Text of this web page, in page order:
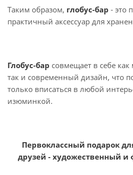
Таким образом, глобус-бар - это
практичный аксессуар для
Глобус-бар совмещает в себе
так и современный дизайн, что
только вписаться в любой
изюминкой.
Первоклассный подарок
друзей - художественный